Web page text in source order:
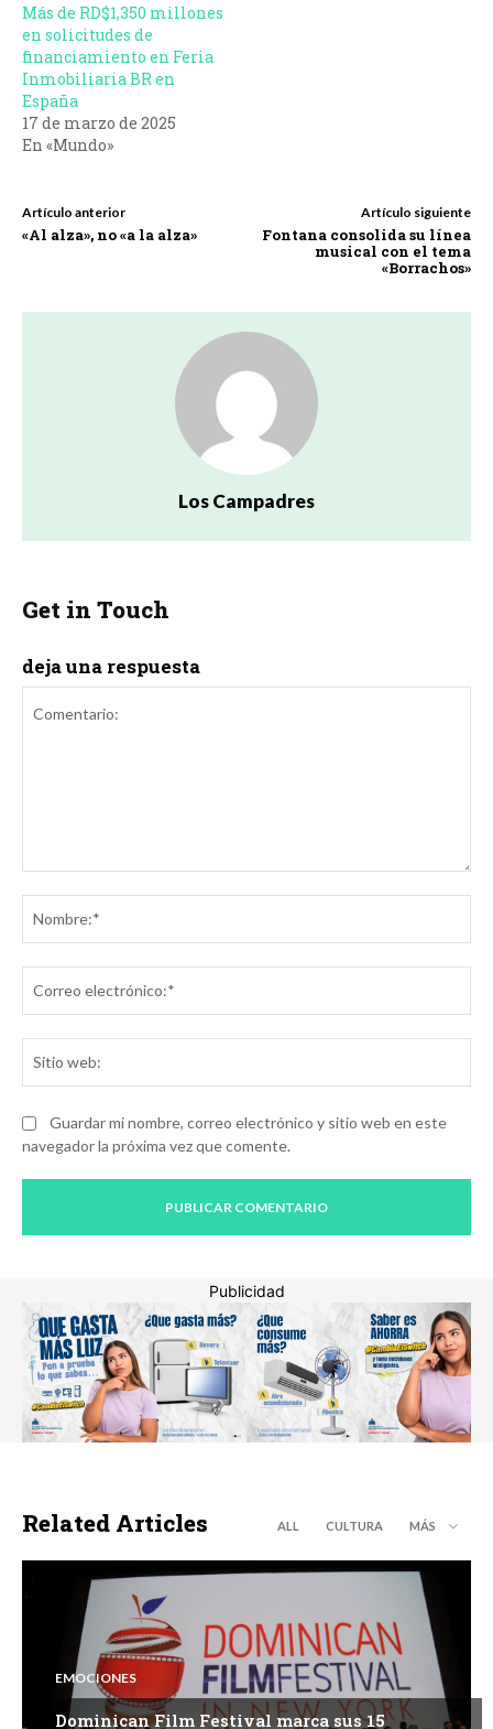
Más de RD$1,350 millones
en solicitudes de
financiamiento en Feria
Inmobiliaria BR en
España
17 de marzo de 2025
En «Mundo»
Artículo anterior
«Al alza», no «a la alza»
Artículo siguiente
Fontana consolida su línea
musical con el tema
«Borrachos»
Los Campadres
Get in Touch
deja una respuesta
Guardar mi nombre, correo electrónico y sitio web en este
navegador la próxima vez que comente.
Publicidad
Related Articles ALL CULTURA MÁS
EMOCIONES
Dominican Film Festival marca sus 15